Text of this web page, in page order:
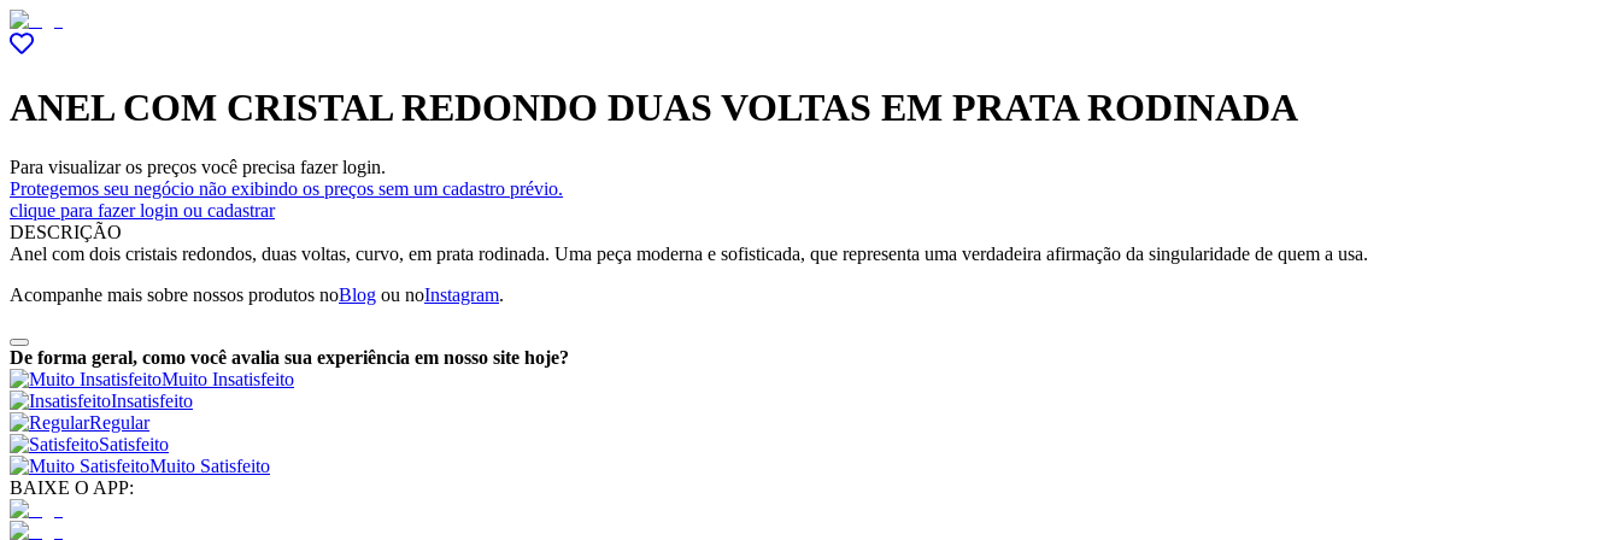
ANEL COM CRISTAL REDONDO DUAS VOLTAS EM PRATA RODINADA
Para visualizar os preços você precisa fazer login.
Protegemos seu negócio não exibindo os preços sem um cadastro prévio.
clique para fazer login ou cadastrar
DESCRIÇÃO
Anel com dois cristais redondos, duas voltas, curvo, em prata rodinada. Uma peça moderna e sofisticada, que representa uma verdadeira afirmação da singularidade de quem a usa.
Acompanhe mais sobre nossos produtos noBlog ou noInstagram.
De forma geral, como você avalia sua experiência em nosso site hoje?
Muito Insatisfeito
Insatisfeito
Regular
Satisfeito
Muito Satisfeito
BAIXE O APP: